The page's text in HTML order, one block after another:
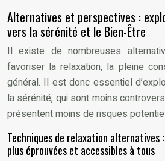
Alternatives et perspectives :
vers la sérénité et le Bien-Être
Il existe de nombreuses
favoriser la relaxation, la pleine
général. Il est donc essentiel
la sérénité, qui sont moins
présentent moins de risques
Techniques de relaxation alternatives
plus éprouvées et accessibles à tous